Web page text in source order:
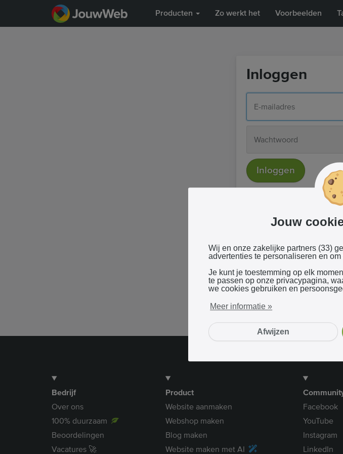
Producten Zo werkt het Voorbeelden
Inloggen
Inloggen
of
Bij gebruik van onze
algemene
Bedrijf
Over ons
100% duurzaam
Beoordelingen
Vacatures 🚀
Product
Website aanmaken
Webshop maken
Blog maken
Website maken met AI
Facebook
YouTube
Instagram
LinkedIn
Jouw
Wij en onze zakelijke partners (33)
advertenties te personaliseren en
Je kunt je toestemming op elk
te passen op onze privacypagina,
we cookies gebruiken en
Meer informatie »
Afwijzen